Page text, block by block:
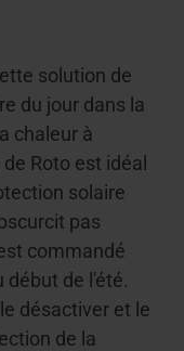
solution de
du jour dans la
chaleur à
Roto est idéal
solaire
pas
commandé
de l'été.
désactiver et le
de la